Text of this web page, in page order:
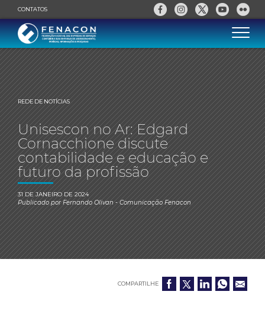
CONTATOS
REDE DE NOTÍCIAS
Unisescon no Ar: Edgard
Cornacchione discute
contabilidade e educação e
futuro da profissão
31 DE JANEIRO DE 2024
Publicado porFernando Olivan- Comunicação Fenacon
COMPARTILHE